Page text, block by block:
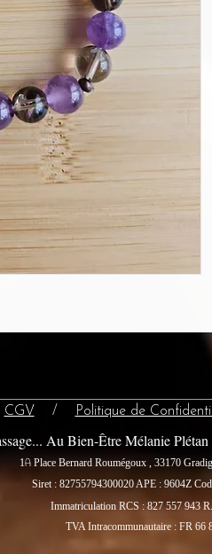
Au Bien-Être Mélanie
1A Place Bernard Roumégoux , 33170
Siret : 82755794300020APE : 9604Z
Immatriculation RCS : 827 557 943
TVA Intracommunautaire : FR 66
CGV / Politique de